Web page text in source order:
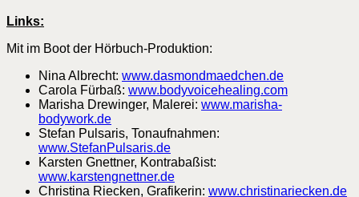
Links:
Mit im Boot der Hörbuch-Produktion:
Nina Albrecht: www.dasmondmaedchen.de
Carola Fürbaß: www.bodyvoicehealing.com
Marisha Drewinger, Malerei: www.marisha-
bodywork.de
Stefan Pulsaris, Tonaufnahmen:
www.StefanPulsaris.de
Karsten Gnettner, Kontrabaßist:
www.karstengnettner.de
Christina Riecken, Grafikerin: www.christinariecken.de